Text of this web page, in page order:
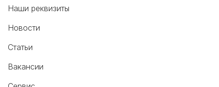
Наши реквизиты
Новости
Статьи
Вакансии